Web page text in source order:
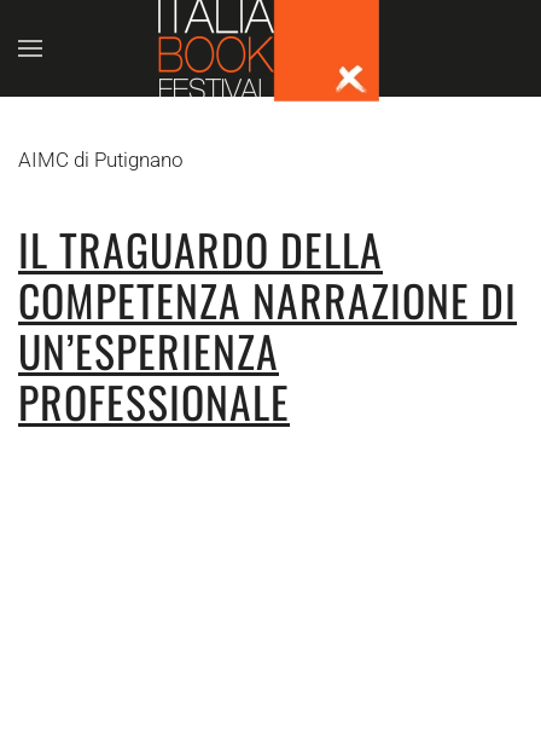
Skip to main content
AIMC di Putignano
IL TRAGUARDO DELLA
COMPETENZA NARRAZIONE DI
UN’ESPERIENZA
PROFESSIONALE